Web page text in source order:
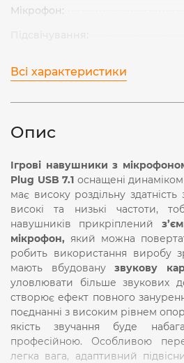
Мікрофон:
Всі характеристики
Опис
Ігрові навушники з
Plug USB 7.1 оснащені
має високу роздільну
високі та низькі частоти,
навушників прикріплений
мікрофон, який можна
робить використання виробу
мають вбудованузвукову
уловлювати більше звукових
створює ефект повного
поєднанні з високим рівнем
якість звучання буде
професійною. Особливою
легка вага, адаптивний